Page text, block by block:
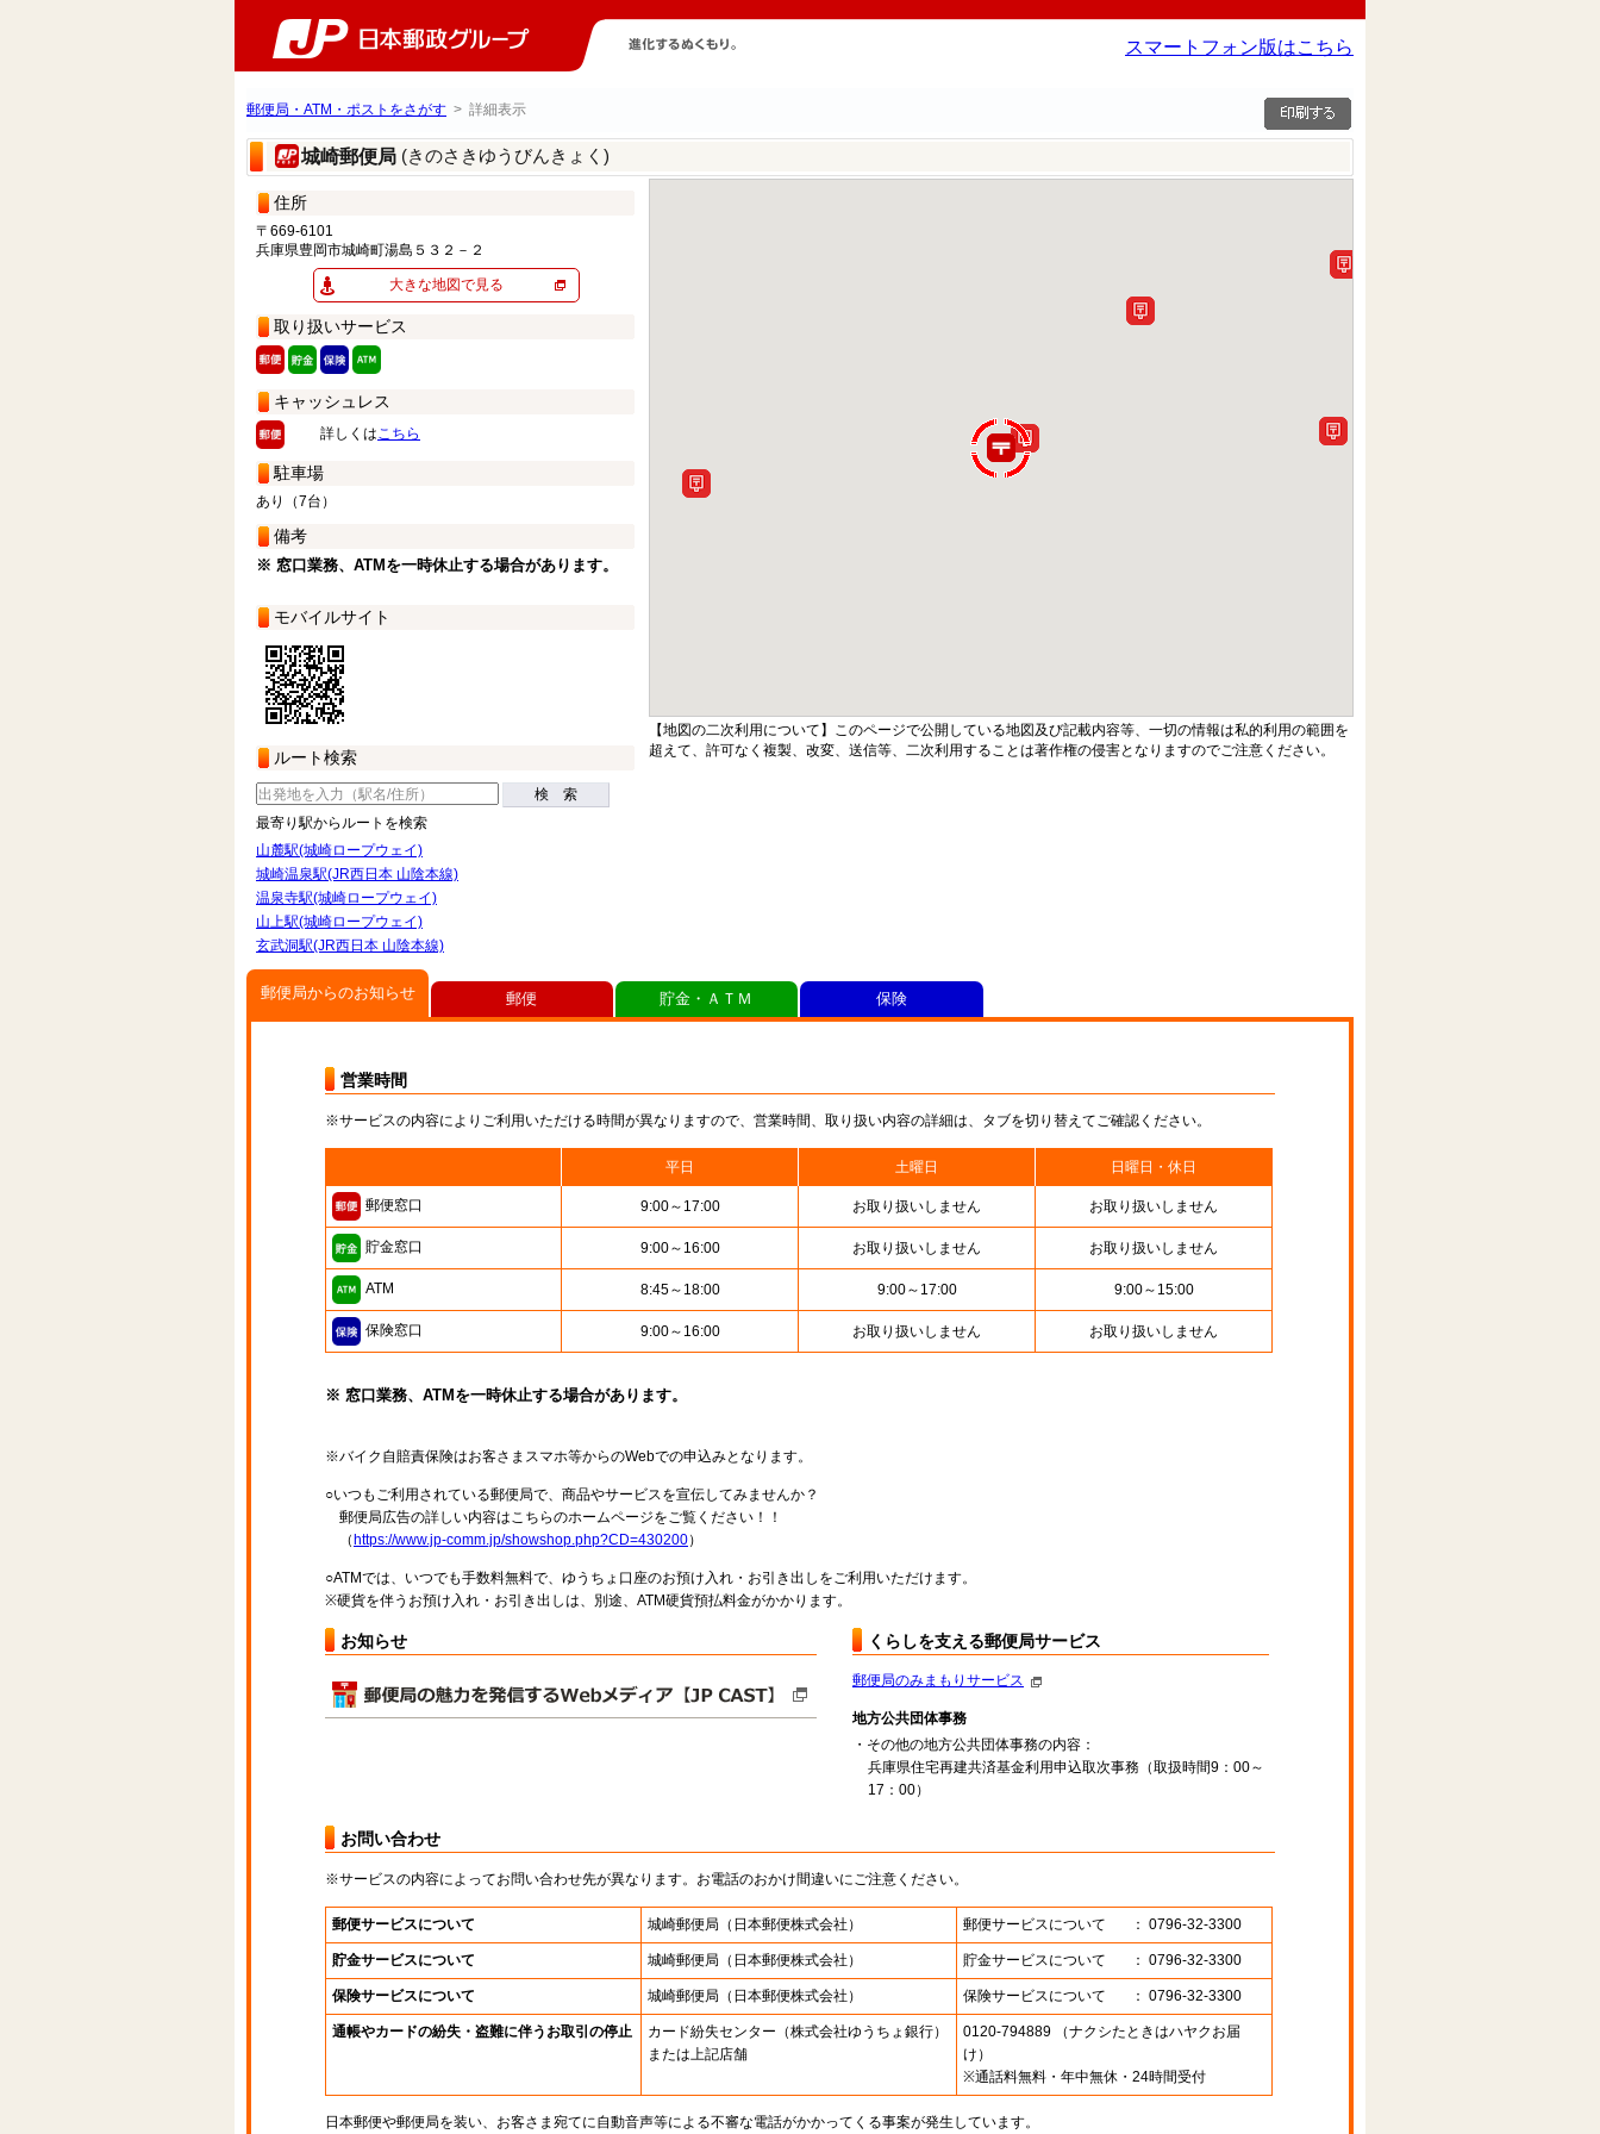
スマートフォン版はこちら
郵便局・ATM・ポストをさがす > 詳細表示
城崎郵便局 (きのさきゆうびんきょく)
住所
〒669-6101
兵庫県豊岡市城崎町湯島５３２－２
大きな地図で見る
取り扱いサービス
キャッシュレス
詳しくはこちら
駐車場
あり（7台）
備考
※ 窓口業務、ATMを一時休止する場合があります。
モバイルサイト
ルート検索
検 索
最寄り駅からルートを検索
山麓駅(城崎ロープウェイ)
城崎温泉駅(JR西日本 山陰本線)
温泉寺駅(城崎ロープウェイ)
山上駅(城崎ロープウェイ)
玄武洞駅(JR西日本 山陰本線)
【地図の二次利用について】このページで公開している地図及び記載内容等、一切の情報は私的利用の範囲を
超えて、許可なく複製、改変、送信等、二次利用することは著作権の侵害となりますのでご注意ください。
郵便局からのお知らせ
営業時間
※サービスの内容によりご利用いただける時間が異なりますので、営業時間、取り扱い内容の詳細は、タブを切り替えてご確認ください。
平日 土曜日 日曜日・休日
郵便窓口 9:00～17:00 お取り扱いしません お取り扱いしません
貯金窓口 9:00～16:00 お取り扱いしません お取り扱いしません
ATM 8:45～18:00 9:00～17:00 9:00～15:00
保険窓口 9:00～16:00 お取り扱いしません お取り扱いしません
※ 窓口業務、ATMを一時休止する場合があります。
※バイク自賠責保険はお客さまスマホ等からのWebでの申込みとなります。
○いつもご利用されている郵便局で、商品やサービスを宣伝してみませんか？
郵便局広告の詳しい内容はこちらのホームページをご覧ください！！
（ https://www.jp-comm.jp/showshop.php?CD=430200）
○ATMでは、いつでも手数料無料で、ゆうちょ口座のお預け入れ・お引き出しをご利用いただけます。
※硬貨を伴うお預け入れ・お引き出しは、別途、ATM硬貨預払料金がかかります。
お知らせ くらしを支える郵便局サービス
郵便局のみまもりサービス
地方公共団体事務
・その他の地方公共団体事務の内容：
兵庫県住宅再建共済基金利用申込取次事務（取扱時間9：00～
17：00）
お問い合わせ
※サービスの内容によってお問い合わせ先が異なります。お電話のおかけ間違いにご注意ください。
郵便サービスについて 城崎郵便局 （日本郵便株式会社） 郵便サービスについて ： 0796-32-3300
貯金サービスについて 城崎郵便局 （日本郵便株式会社） 貯金サービスについて ： 0796-32-3300
保険サービスについて 城崎郵便局 （日本郵便株式会社） 保険サービスについて ： 0796-32-3300
通帳やカードの紛失・盗難に伴うお取引の停止 カード紛失センター （株式会社ゆうちょ銀行）
または上記店舗
0120-794889 （ナクシたときはハヤクお届
け）
※通話料無料・年中無休・24時間受付
日本郵便や郵便局を装い、お客さま宛てに自動音声等による不審な電話がかかってくる事案が発生しています。
郵便 貯金・ＡＴＭ 保険